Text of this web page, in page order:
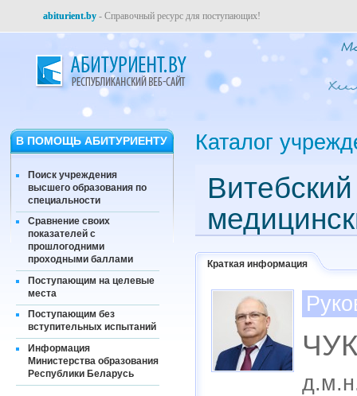
abiturient.by - Справочный ресурс для поступающих!
В ПОМОЩЬ АБИТУРИЕНТУ
Поиск учреждения
высшего образования по
специальности
Сравнение своих
показателей с
прошлогодними
проходными баллами
Поступающим на целевые
места
Поступающим без
вступительных испытаний
Информация
Министерства образования
Республики Беларусь
Каталог
Краткая информация